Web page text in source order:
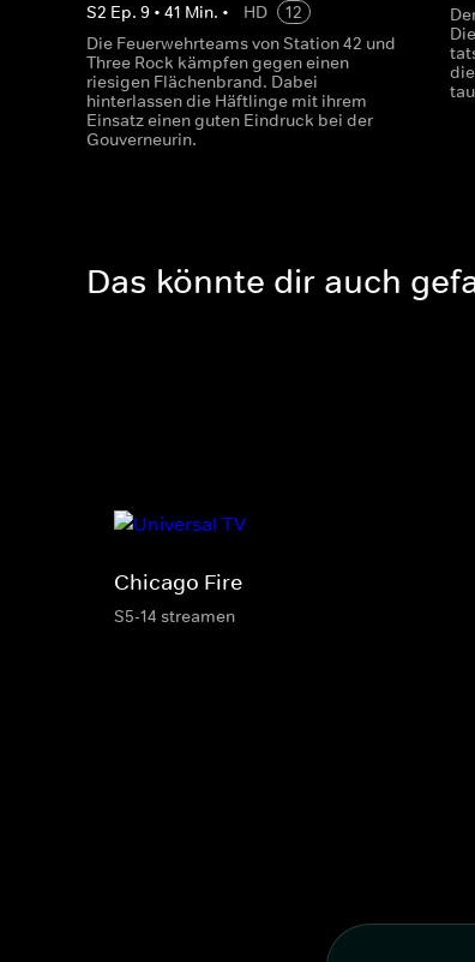
S2 Ep. 9 • 41 Min. • HD
12
Die Feuerwehrteams von Station 42 und
Three Rock kämpfen gegen einen
riesigen Flächenbrand. Dabei
hinterlassen die Häftlinge mit ihrem
Einsatz einen guten Eindruck bei der
Gouverneurin.
Das könnte dir auch
Chicago Fire
S5-14 streamen